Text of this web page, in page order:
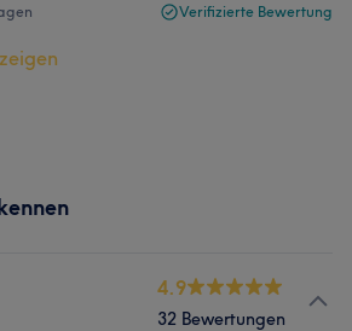
Verifizierte Bewertung
4.9
32 Bewertungen